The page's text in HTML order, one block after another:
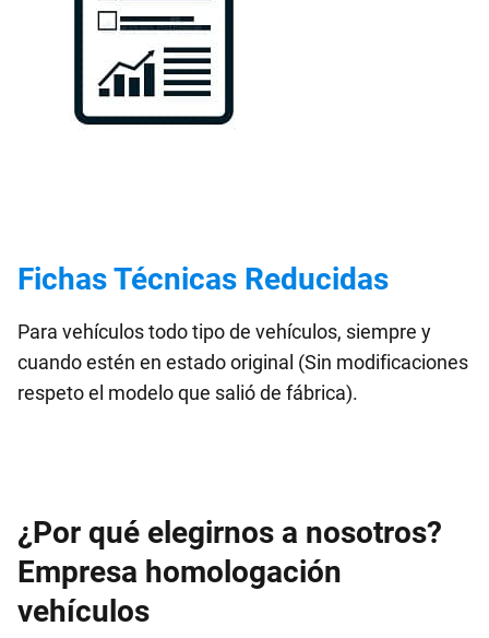
Fichas Técnicas Reducidas
Para vehículos todo tipo de vehículos, siempre y
cuando estén en estado original (Sin modificaciones
respeto el modelo que salió de fábrica).
¿Por qué elegirnos a nosotros?
Empresa homologación
vehículos